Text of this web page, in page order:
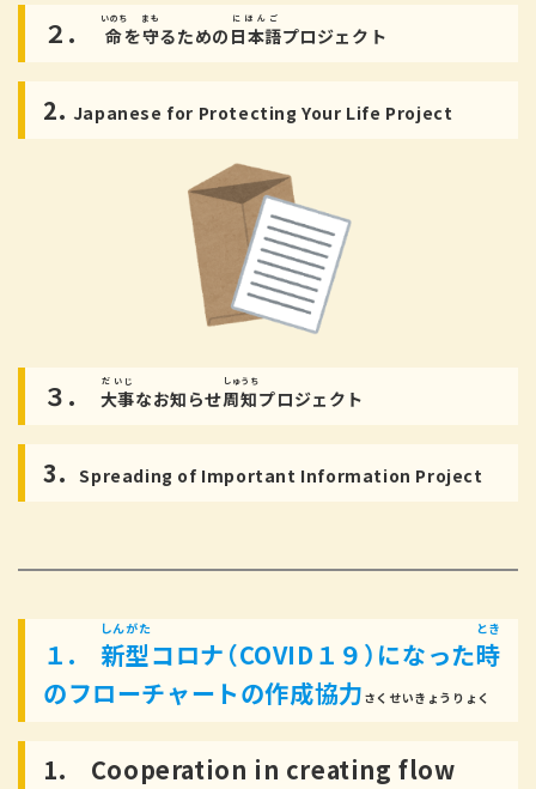
２. 命
いのち
を守
まも
るための 日本語
にほんご
プロジェクト
2. Japanese for Protecting Your Life Project
３. 大事
だいじ
なお知 らせ周知
しゅうち
プロジェクト
3.Spreading of Important Information Project
１. 新型
しんがた
コロナ（COVID１９）になった時
とき
のフローチャートの作成協力 さくせいきょうりょく
1. Cooperation in creating flow